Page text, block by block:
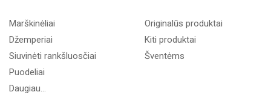
Marškinėliai
Džemperiai
Siuvinėti rankšluosčiai
Puodeliai
Daugiau...
Originalūs produktai
Kiti produktai
Šventėms